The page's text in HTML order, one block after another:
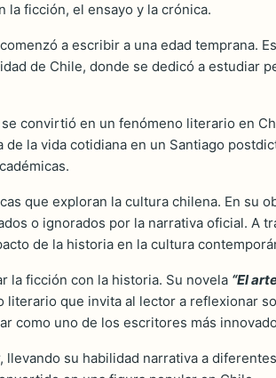
la ficción, el ensayo y la crónica.
a escribir a una edad temprana.
de Chile, donde se dedicó a estudiar
convirtió en un fenómeno literario en
la vida cotidiana en un Santiago
que exploran la cultura chilena. En su
o ignorados por la narrativa oficial. A
de la historia en la cultura
la ficción con la historia. Su novela “El
que invita al lector a reflexionar
como uno de los escritores más
su habilidad narrativa a